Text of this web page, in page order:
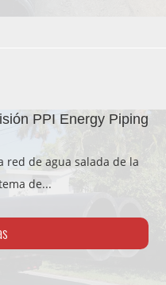
PPI Energy Piping
red de agua salada de la
de...